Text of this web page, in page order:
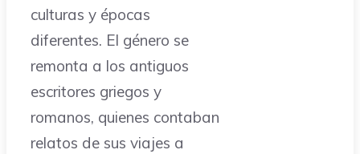
culturas y épocas
diferentes. El género se
remonta a los antiguos
escritores griegos y
romanos, quienes contaban
relatos de sus viajes a